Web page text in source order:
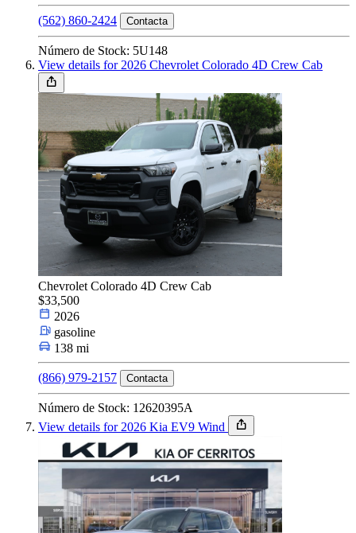
(562) 860-2424 Contacta
Número de Stock: 5U148
View details for 2026 Chevrolet Colorado 4D Crew Cab
Chevrolet Colorado 4D Crew Cab
$33,500
2026
gasoline
138 mi
(866) 979-2157 Contacta
Número de Stock: 12620395A
View details for 2026 Kia EV9 Wind